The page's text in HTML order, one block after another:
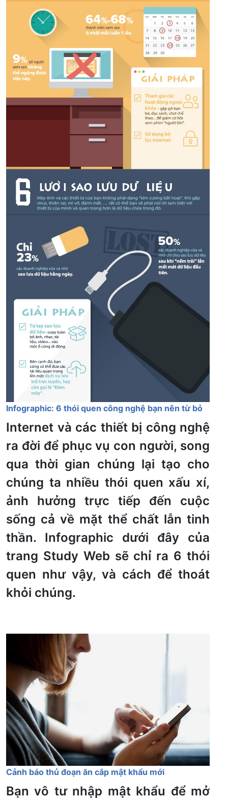
Infographic: 6 thói quen công nghệ bạn nên từ bỏ
Internet và các thiết bị công nghệ
ra đời để phục vụ con người, song
qua thời gian chúng lại tạo cho
chúng ta nhiều thói quen xấu xí,
ảnh hưởng trực tiếp đến cuộc
sống cả về mặt thể chất lẫn tinh
thần. Infographic dưới đây của
trang Study Web sẽ chỉ ra 6 thói
quen như vậy, và cách để thoát
khỏi chúng.
Cảnh báo thủ đoạn ăn cắp mật khẩu mới
Bạn vô tư nhập mật khẩu để mở